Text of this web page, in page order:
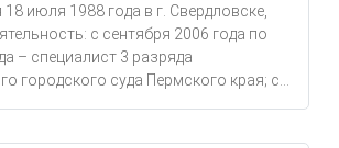
июля 1988 года в г. Свердловске,
с сентября 2006 года по
– специалист 3 разряда
городского суда Пермского края; с...